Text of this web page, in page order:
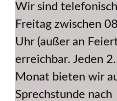
Wir sind
Freitag zwischen
Uhr (außer an
erreichbar. Jeden
Monat bieten wir
Sprechstunde nach